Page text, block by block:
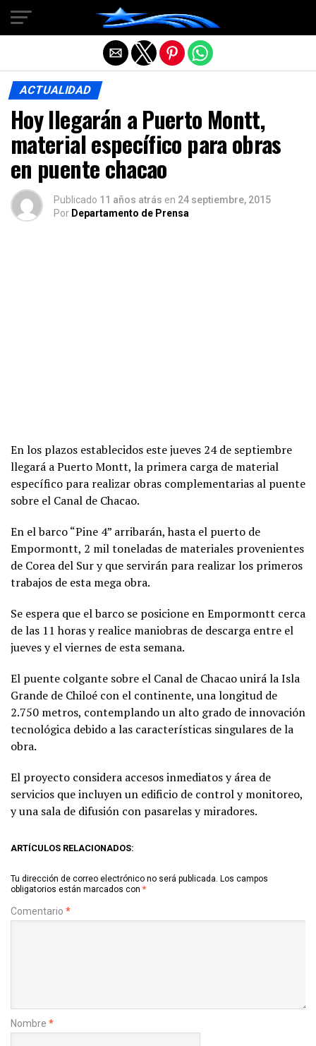
ACTUALIDAD
Hoy llegarán a Puerto Montt,
material específico para obras
en puente chacao
Publicado 11 años atrás en 24 septiembre, 2015
Por Departamento de Prensa
En los plazos establecidos este jueves 24 de septiembre
llegará a Puerto Montt, la primera carga de material
específico para realizar obras complementarias al puente
sobre el Canal de Chacao.
En el barco “Pine 4” arribarán, hasta el puerto de
Empormontt, 2 mil toneladas de materiales provenientes
de Corea del Sur y que servirán para realizar los primeros
trabajos de esta mega obra.
Se espera que el barco se posicione en Empormontt cerca
de las 11 horas y realice maniobras de descarga entre el
jueves y el viernes de esta semana.
El puente colgante sobre el Canal de Chacao unirá la Isla
Grande de Chiloé con el continente, una longitud de
2.750 metros, contemplando un alto grado de innovación
tecnológica debido a las características singulares de la
obra.
El proyecto considera accesos inmediatos y área de
servicios que incluyen un edificio de control y monitoreo,
y una sala de difusión con pasarelas y miradores.
ARTÍCULOS RELACIONADOS:
Tu dirección de correo electrónico no será publicada. Los campos
obligatorios están marcados con *
Comentario *
Nombre *
Salir de la versión móvil